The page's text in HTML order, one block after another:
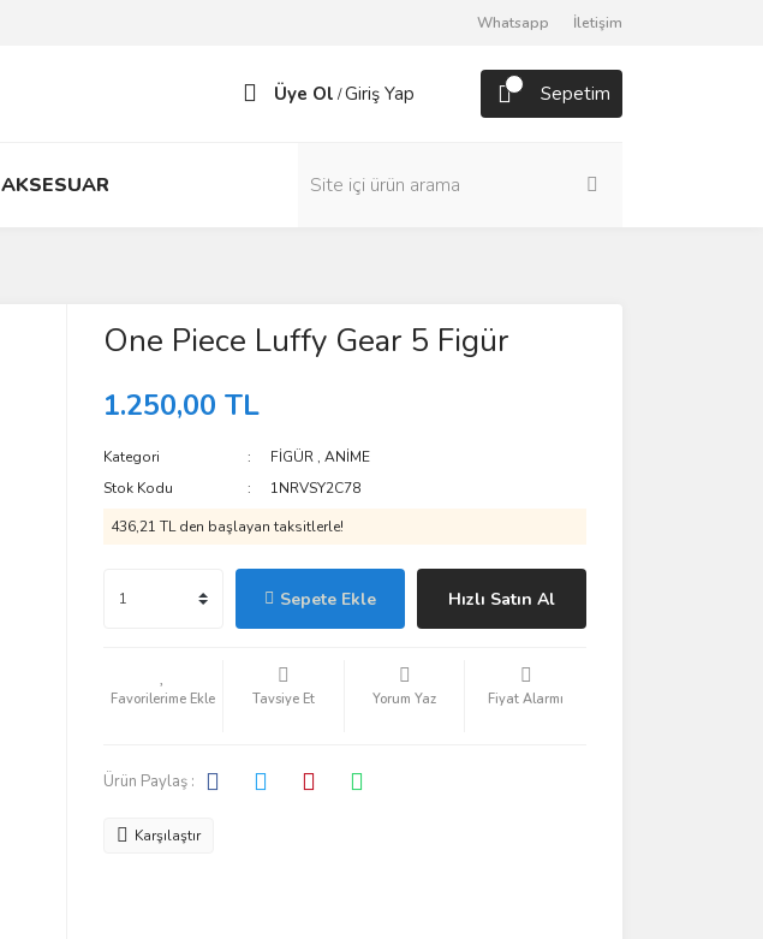
Whatsapp İletişim
Üye Ol /Giriş Yap Sepetim
AKSESUAR
One Piece Luffy Gear 5 Figür
1.250,00 TL
Kategori FİGÜR ,ANİME
Stok Kodu
1NRVSY2C78
436,21 TL den başlayan taksitlerle!
Sepete Ekle Hızlı Satın Al
Tavsiye Et Yorum Yaz Fiyat Alarmı
Ürün Paylaş :
Karşılaştır